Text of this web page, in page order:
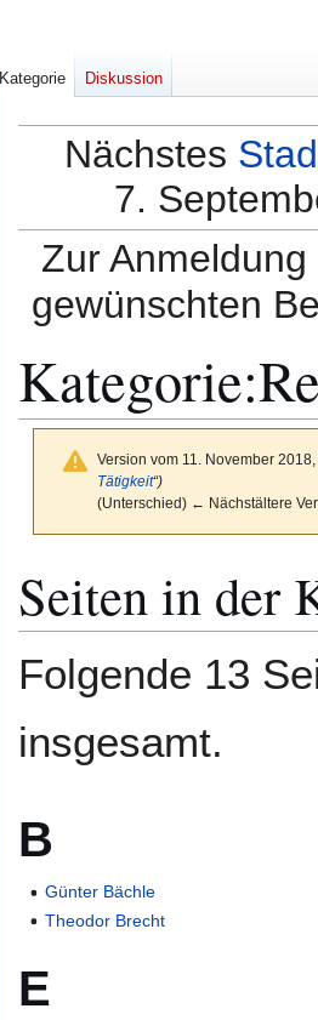
Nächstes
7.
Zur
gewünschten
Kategorie:
Version vom 11. November
Tätigkeit“)
(Unterschied) ← Nächstältere
Navigation
springen
Suche
springen
Seiten in der
Folgende 13
insgesamt.
B
Günter Bächle
Theodor Brecht
E
Kategorie Diskussion